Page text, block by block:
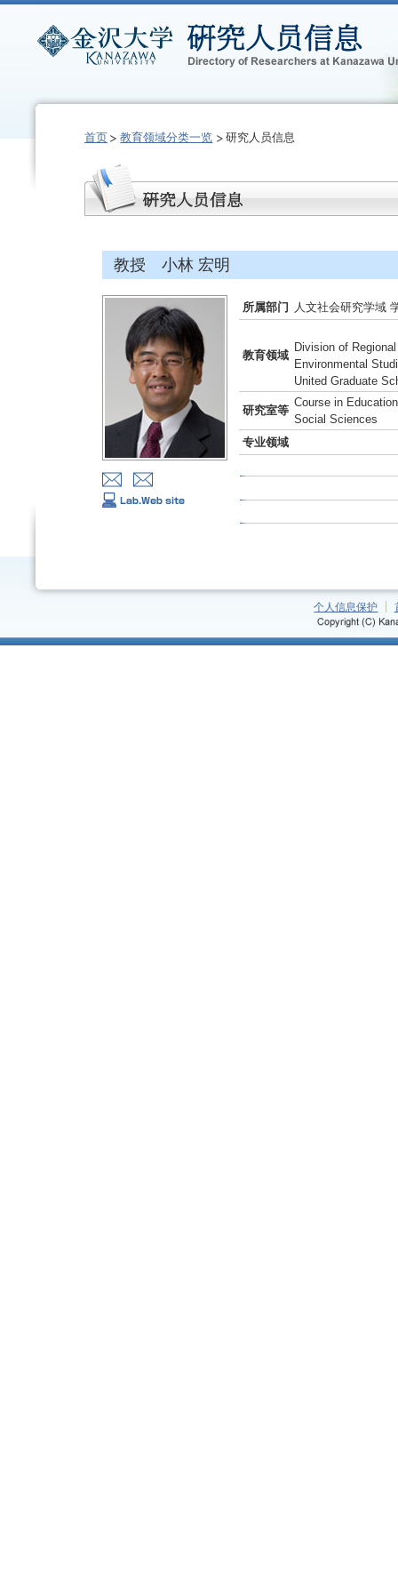
首页 教育领域分类一览 研究人员信息
教授 小林 宏明
所属部门 人文社会研究学域
教育领域
Division of
Environmental
United Graduate
研究室等
Course in
Social Sciences
专业领域
个人信息保护